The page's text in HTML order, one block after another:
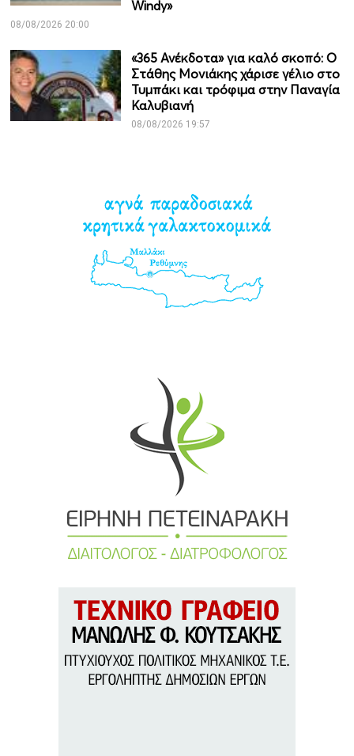
Windy»
08/08/2026 20:00
«365 Ανέκδοτα» για καλό σκοπό: Ο
Στάθης Μονιάκης χάρισε γέλιο στο
Τυμπάκι και τρόφιμα στην Παναγία
Καλυβιανή
08/08/2026 19:57